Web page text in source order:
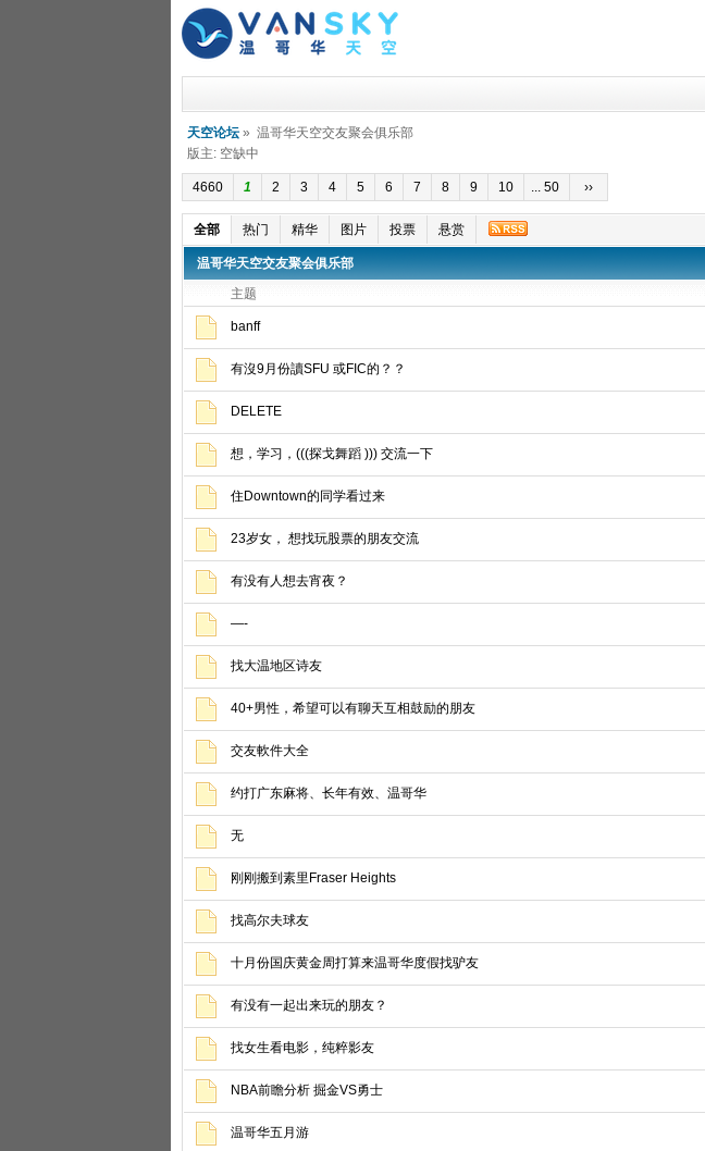
天空论坛 » 温哥华天空交友聚会俱乐部
版主: 空缺中
4660 1 2 3 4 5 6 7 8 9 10 ... 50 ››
全部 热门 精华 图片 投票 悬赏
温哥华天空交友聚会俱乐部
主题
banff
有沒9月份讀SFU 或FIC的？？
DELETE
想，学习，(((探戈舞蹈 ))) 交流一下
住Downtown的同学看过来
23岁女， 想找玩股票的朋友交流
有没有人想去宵夜？
—-
找大温地区诗友
40+男性，希望可以有聊天互相鼓励的朋友
交友軟件大全
约打广东麻将、长年有效、温哥华
无
刚刚搬到素里Fraser Heights
找高尔夫球友
十月份国庆黄金周打算来温哥华度假找驴友
有没有一起出来玩的朋友？
找女生看电影，纯粹影友
NBA前瞻分析 掘金VS勇士
温哥华五月游